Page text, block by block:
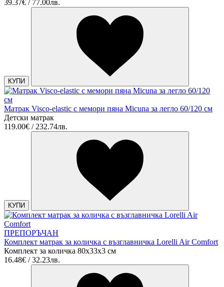
39.37€ / 77.00лв.
КУПИ
Матрак Visco-elastic с мемори пяна Micuna за легло 60/120 см
Детски матрак
119.00€ / 232.74лв.
КУПИ
ПРЕПОРЪЧАН
Комплект матрак за количка с възглавничка Lorelli Air Comfort
Комплект за количка 80х33х3 см
16.48€ / 32.23лв.